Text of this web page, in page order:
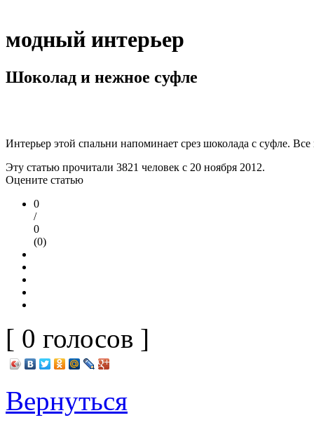
модный интерьер
Шоколад и нежное суфле
Интерьер этой спальни напоминает срез шоколада с суфле.
Эту статью прочитали 3821 человек с 20 ноября 2012.
Оцените статью
0
/
0
(0)
[ 0 голосов ]
Вернуться